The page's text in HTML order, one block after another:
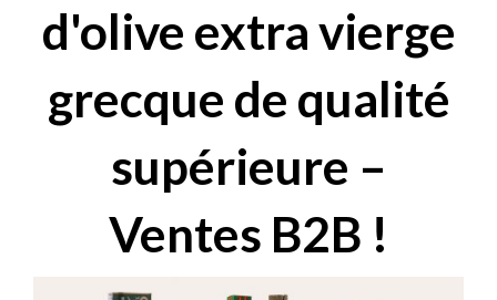
d'olive extra vierge
grecque de qualité
supérieure –
Ventes B2B !